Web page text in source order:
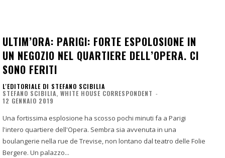
ULTIM’ORA: PARIGI: FORTE ESPOLOSIONE IN
UN NEGOZIO NEL QUARTIERE DELL’OPERA. CI
SONO FERITI
L'EDITORIALE DI STEFANO SCIBILIA
STEFANO SCIBILIA, WHITE HOUSE CORRESPONDENT -
12 GENNAIO 2019
Una fortissima esplosione ha scosso pochi minuti fa a Parigi
l'intero quartiere dell'Opera. Sembra sia avvenuta in una
boulangerie nella rue de Trevise, non lontano dal teatro delle Folie
Bergere. Un palazzo...